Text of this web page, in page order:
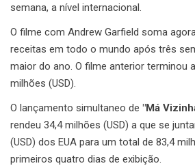
semana, a nível internacional.
O filme com Andrew Garfield soma
receitas em todo o mundo após três
maior do ano. O filme anterior terminou
milhões (USD).
O lançamento simultaneo de "Má
rendeu 34,4 milhões (USD) a que se
(USD) dos EUA para um total de 83,4
primeiros quatro dias de exibição.